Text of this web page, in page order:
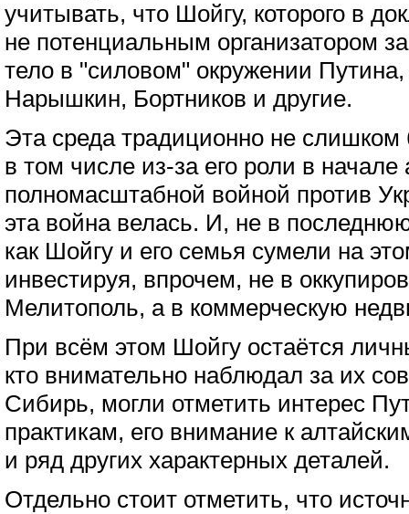
учитывать, что Шойгу, которого в
не потенциальным организатором
тело в "силовом" окружении
Нарышкин, Бортников и другие.
Эта среда традиционно не слишком
в том числе из-за его роли в
полномасштабной войной против
эта война велась. И, не в
как Шойгу и его семья сумели на
инвестируя, впрочем, не в
Мелитополь, а в коммерческую
При всём этом Шойгу остаётся
кто внимательно наблюдал за их
Сибирь, могли отметить интерес
практикам, его внимание к
и ряд других характерных деталей.
Отдельно стоит отметить, что